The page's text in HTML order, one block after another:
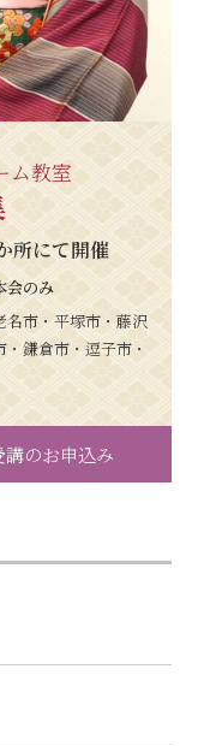
ム教室
所にて開催
会のみ
名市・平塚市・藤沢
鎌倉市・逗子市・
講のお申込み